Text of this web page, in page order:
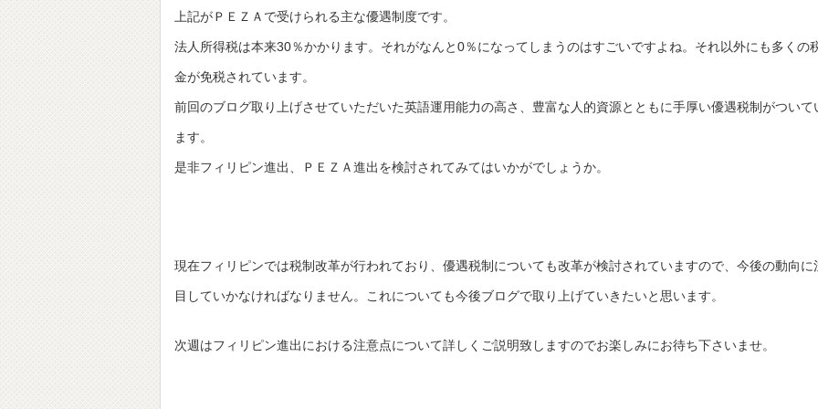
上記がＰＥＺＡで受けられる主な優遇制度です。
法人所得税は本来30％かかります。それがなんと0％になってしまうのはすごいですよね。それ以外にも多くの
金が免税されています。
前回のブログ取り上げさせていただいた英語運用能力の高さ、豊富な人的資源とともに手厚い優遇税制がついて
ます。
是非フィリピン進出、ＰＥＺＡ進出を検討されてみてはいかがでしょうか。
現在フィリピンでは税制改革が行われており、優遇税制についても改革が検討されていますので、今後の動向に
目していかなければなりません。これについても今後ブログで取り上げていきたいと思います。
次週はフィリピン進出における注意点について詳しくご説明致しますのでお楽しみにお待ち下さいませ。